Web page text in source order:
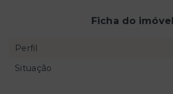
Ficha do imóvel
Perfil
Situação